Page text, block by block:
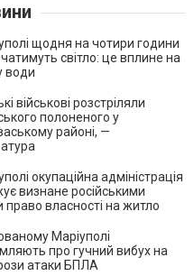
щодня на чотири години
світло: це вплине на
води
військові розстріляли
полоненого у
районі, —
окупаційна адміністрація
визнане російськими
право власності на житло
Маріуполі
про гучний вибух на
атаки БПЛА